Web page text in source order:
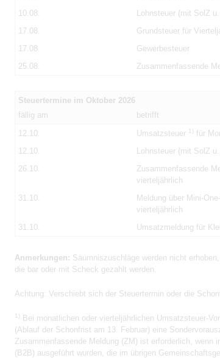
10.08.
Lohnsteuer (mit SolZ
17.08.
Grundsteuer für
17.08. Gewerbesteuer
25.08. Zusammenfassende
Steuertermine im Oktober 2026
fällig am
betrifft
12.10.
Umsatzsteuer 1) für
12.10.
Lohnsteuer (mit SolZ
26.10.
Zusammenfassende
vierteljährlich
31.10.
Meldung über Mini-
vierteljährlich
31.10.
Umsatzmeldung für
Anmerkungen: Säumniszuschläge werden nicht
die bar oder mit Scheck gezahlt werden.
Achtung: Verschiebt sich der Steuertermin oder die
1)
Bei monatlichen oder vierteljährlichen Umsatzsteuer-
(Ablauf der Schonfrist am 13. Februar) eine
Zusammenfassende Meldung (ZM) ist erforderlich, wenn
(B2B) ausgeführt wurden, die im übrigen